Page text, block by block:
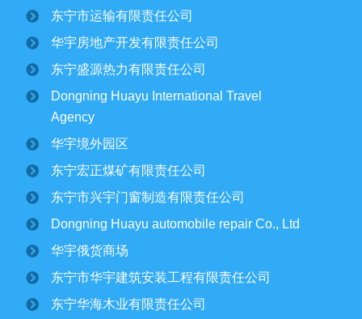
纪文楠董事长赴境外园区视察大豆收割工作
2025/10/16
1695
金秋时节，境外园区的2500公顷大豆、1500公顷玉米迎来
丰收季。10月15日，华宇集团董事长纪文楠赴境外园区视察农
作物收割工作。集团党委书记姜扬、副总经理才东...
￼
2025/07/12
2025/06/30
1905
事长亲临现场指导工作￼
东宁市运输有限责任公司
华宇房地产开发有限责任公司
东宁盛源热力有限责任公司
Dongning Huayu International Travel
Agency
华宇境外园区
东宁宏正煤矿有限责任公司
东宁市兴宇门窗制造有限责任公司
Dongning Huayu automobile repair Co., Ltd
华宇俄货商场
东宁市华宇建筑安装工程有限责任公司
东宁华海木业有限责任公司